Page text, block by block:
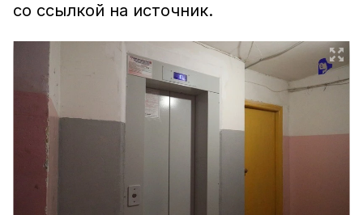
со ссылкой на источник.